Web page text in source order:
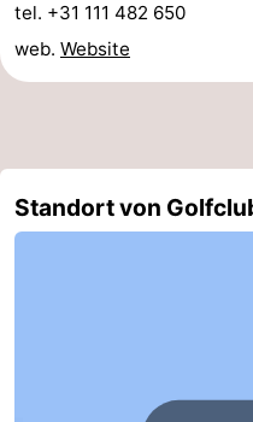
Minigolfplätze
Wellness-
Zentren
Dörfer
Sport
tel. +31 111 482 650
web. Website
Standort von